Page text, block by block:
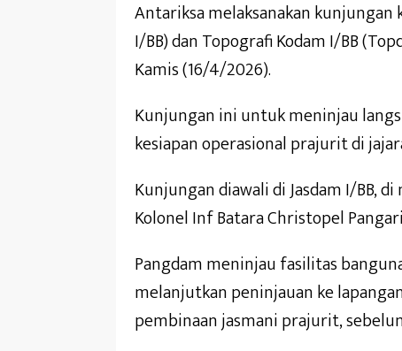
Antariksa melaksanakan kunjungan
I/BB) dan Topografi Kodam I/BB
Kamis (16/4/2026).
Kunjungan ini untuk meninjau
kesiapan operasional prajurit di
Kunjungan diawali di Jasdam I/BB,
Kolonel Inf Batara Christopel
Pangdam meninjau fasilitas
melanjutkan peninjauan ke
pembinaan jasmani prajurit,